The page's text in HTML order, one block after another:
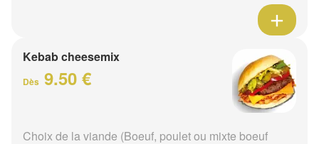
Kebab cheesemix
Dès 9.50 €
Choix de la viande (Boeuf, poulet ou mixte boeuf